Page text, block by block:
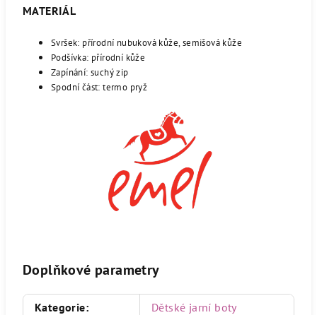
MATERIÁL
Svršek: přírodní nubuková kůže, semišová kůže
Podšívka: přírodní kůže
Zapínání: suchý zip
Spodní část: termo pryž
Doplňkové parametry
Kategorie:
Dětské jarní boty